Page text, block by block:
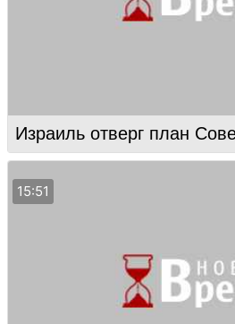
Израиль отверг план
15:51